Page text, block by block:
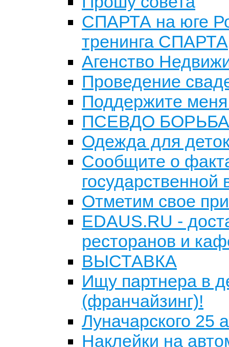
СПАРТА на юге
тренинга СПАРТА
Агенство
Проведение
Поддержите
ПСЕВДО
Одежда для
Сообщите о
Отметим свое
EDAUS.RU -
ресторанов и
ВЫСТАВКА
Ищу партнера в
(франчайзинг)!
Луначарского
Наклейки на